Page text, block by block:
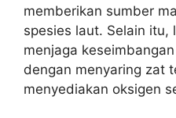
memberikan sumber
spesies laut. Selain itu,
menjaga
dengan menyaring zat
menyediakan oksigen